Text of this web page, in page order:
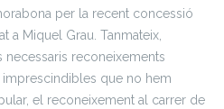
per la recent concessió
a Miquel Grau. Tanmateix,
reconeixements
imprescindibles que no hem
el reconeixement al carrer de